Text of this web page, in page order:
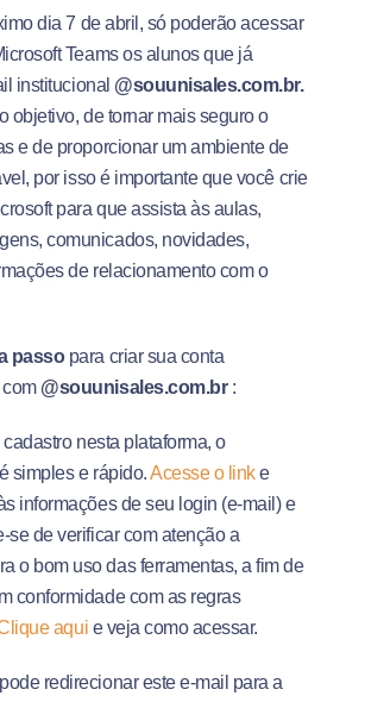
dia 7 de abril, só poderão acessar
Teams os alunos que já
institucional @souunisales.com.br.
objetivo, de tornar mais seguro o
e de proporcionar um ambiente de
por isso é importante que você crie
para que assista às aulas,
comunicados, novidades,
de relacionamento com o
passopara criar sua conta
@souunisales.com.br:
cadastro nesta plataforma, o
simples e rápido.Acesse o linke
informações de seu login (e-mail) e
se de verificar com atenção a
o bom uso das ferramentas, a fim de
conformidade com as regras
aqui e veja como acessar.
redirecionar este e-mail para a